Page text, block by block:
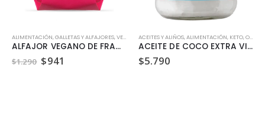
ALIMENTACIÓN,GALLETAS Y ALFAJORES,VEGANO
ALFAJOR VEGANO DE FRAMBUESA DULZURA VEGETAL 35GR
$1.290 El
precio
$941
ACEITES Y ALIÑOS,ALIMENTACIÓN, KETO,ORGÁNICO
ACEITE DE COCO EXTRA VIRGEN ORGANICO MANARE 200ML
$5.790